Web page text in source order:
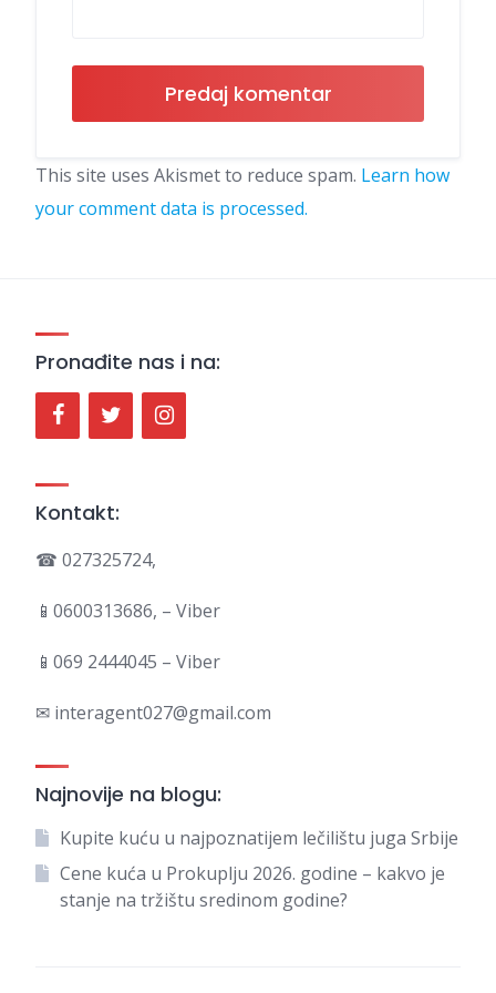
This site uses Akismet to reduce spam. Learn how
your comment data is processed.
Pronađite nas i na:
Kontakt:
☎ 027325724,
📱0600313686, – Viber
📱069 2444045 – Viber
✉ interagent027@gmail.com
Najnovije na blogu:
Kupite kuću u najpoznatijem lečilištu juga Srbije
Cene kuća u Prokuplju 2026. godine – kakvo je
stanje na tržištu sredinom godine?